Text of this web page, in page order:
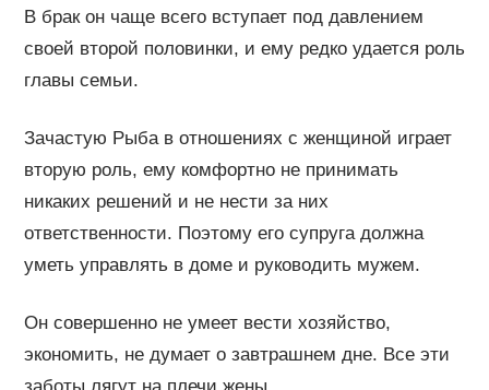
В брак он чаще всего вступает под давлением
своей второй половинки, и ему редко удается роль
главы семьи.
Зачастую Рыба в отношениях с женщиной играет
вторую роль, ему комфортно не принимать
никаких решений и не нести за них
ответственности. Поэтому его супруга должна
уметь управлять в доме и руководить мужем.
Он совершенно не умеет вести хозяйство,
экономить, не думает о завтрашнем дне. Все эти